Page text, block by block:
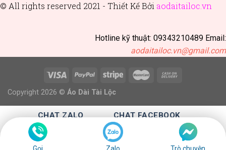
© All rights reserved 2021 - ThiếtKế Bởi aodaitailoc.vn
Hotline kỹ thuật: 09343210489 Email:
aodaitailoc.vn@gmail.com
Copyright 2026 © Áo Dài Tài Lộc
CHAT ZALO CHAT FACEBOOK
CALL :0343210489